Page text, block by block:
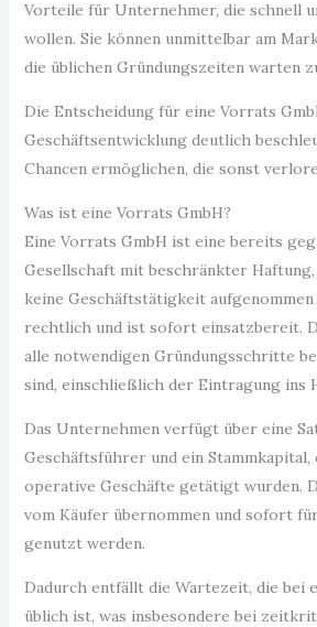
Vorteile für Unternehmer, die schnell
wollen. Sie können unmittelbar am
die üblichen Gründungszeiten warten
Die Entscheidung für eine Vorrats
Geschäftsentwicklung deutlich
Chancen ermöglichen, die sonst
Was ist eine Vorrats GmbH?
Eine Vorrats GmbH ist eine bereits
Gesellschaft mit beschränkter
keine Geschäftstätigkeit
rechtlich und ist sofort einsatzbereit.
alle notwendigen Gründungsschritte
sind, einschließlich der Eintragung ins
Das Unternehmen verfügt über eine
Geschäftsführer und ein Stammkapital,
operative Geschäfte getätigt wurden.
vom Käufer übernommen und sofort
genutzt werden.
Dadurch entfällt die Wartezeit, die bei
üblich ist, was insbesondere bei